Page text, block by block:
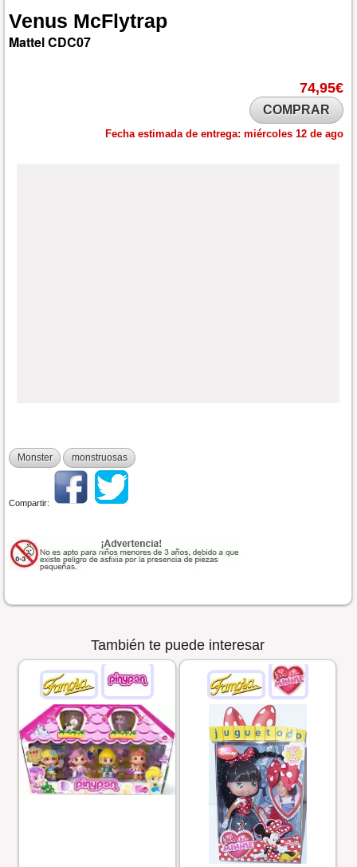
Venus McFlytrap
MattelCDC07
74,95€
COMPRAR
Fecha estimada de entrega: miércoles 12 de ago
Monster monstruosas
Compartir:
También te puede interesar